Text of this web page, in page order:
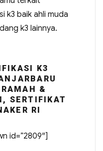
k3 baik ahli muda
k3 lainnya.
K3
&
SERTIFIKAT
RI
id=”2809″]